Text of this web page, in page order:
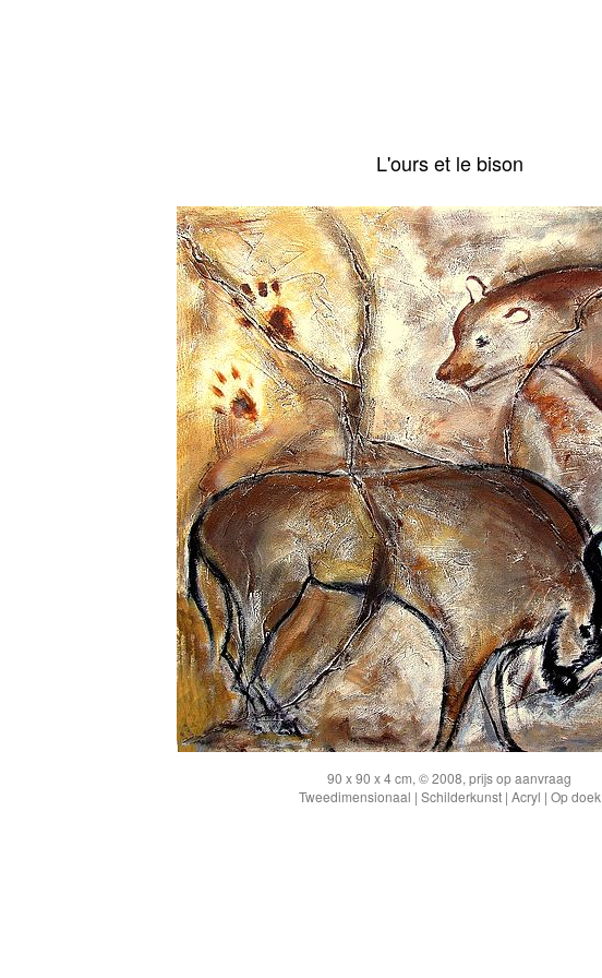
L'ours et le bison
90 x 90 x 4 cm, © 2008, prijs op aanvraag
Tweedimensionaal | Schilderkunst | Acryl | Op doek